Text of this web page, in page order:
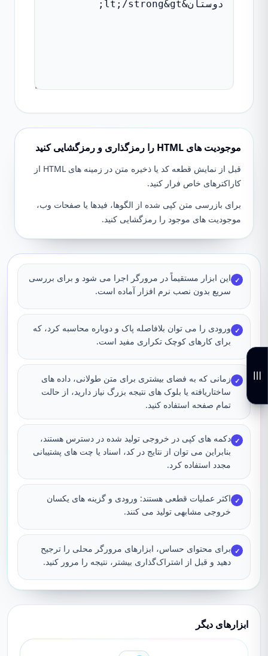
موجودیت های HTML را رمزگذاری و رمزگشایی کنید
قبل از نمایش قطعه کد یا ذخیره متن در زمینه های HTML از
کاراکترهای خاص فرار کنید.
برای بازرسی متن کپی شده از الگوها، فیدها یا صفحات وب،
موجودیت های موجود را رمزگشایی کنید.
✓ این ابزار مستقیماً در مرورگر اجرا می شود و برای بررسی
سریع بدون نصب نرم افزار آماده است.
✓ ورودی را می توان بلافاصله پاک و دوباره محاسبه کرد، که
برای کارهای کوچک تکراری مفید است.
✓ زمانی که به فضای بیشتری برای متن طولانی، داده های
ساختاریافته یا بلوک های نتیجه بزرگ نیاز دارید، از حالت
تمام صفحه استفاده کنید.
✓ دکمه های کپی در خروجی تولید شده در دسترس هستند،
بنابراین می توان از نتایج در کد، اسناد یا چت های پشتیبانی
مجدد استفاده کرد.
✓ اکثر عملیات قطعی هستند: ورودی و گزینه های یکسان
خروجی مشابهی تولید می کنند.
✓ برای محتوای حساس، ابزارهای مرورگر محلی را ترجیح
دهید و قبل از اشتراک‌گذاری بیشتر، نتیجه را مرور کنید.
ابزارهای دیگر